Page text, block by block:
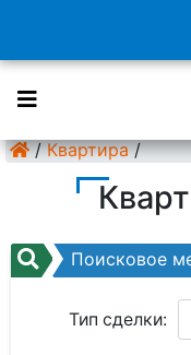
/ Квартира /
Поисковое
Тип сделки: